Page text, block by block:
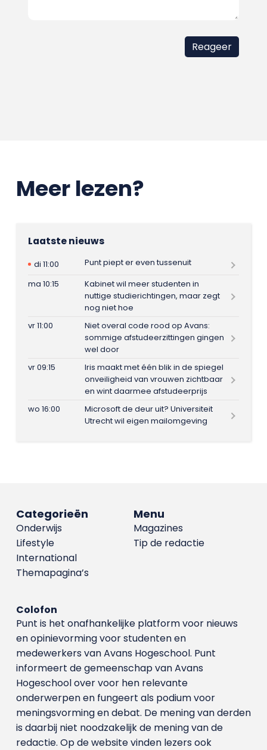
Meer lezen?
Laatste nieuws
di 11:00
Punt piept er even tussenuit
ma 10:15
Kabinet wil meer studenten in
nuttige studierichtingen, maar zegt
nog niet hoe
vr 11:00
Niet overal code rood op Avans:
sommige afstudeerzittingen gingen
wel door
vr 09:15
Iris maakt met één blik in de spiegel
onveiligheid van vrouwen zichtbaar
en wint daarmee afstudeerprijs
wo 16:00
Microsoft de deur uit? Universiteit
Utrecht wil eigen mailomgeving
Menu
Magazines
Tip de redactie
Categorieën
Onderwijs
Lifestyle
International
Themapagina’s
Colofon
Punt is het onafhankelijke platform voor nieuws
en opinievorming voor studenten en
medewerkers van Avans Hoge­school. Punt
informeert de gemeenschap van Avans
Hogeschool over voor hen relevante
onderwerpen en fungeert als podium voor
meningsvorming en debat. De mening van derden
is daarbij niet noodzakelijk de mening van de
redactie. Op de website vinden lezers ook